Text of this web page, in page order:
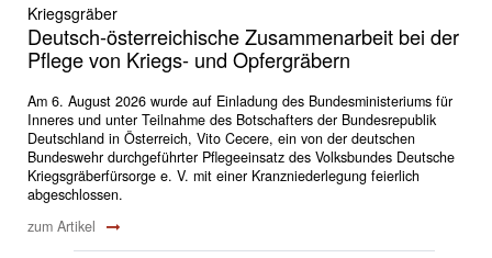
Kriegsgräber
Deutsch-österreichische Zusammenarbeit bei der
Pflege von Kriegs- und Opfergräbern
Am 6. August 2026 wurde auf Einladung des Bundesministeriums für
Inneres und unter Teilnahme des Botschafters der Bundesrepublik
Deutschland in Österreich, Vito Cecere, ein von der deutschen
Bundeswehr durchgeführter Pflegeeinsatz des Volksbundes Deutsche
Kriegsgräberfürsorge e. V. mit einer Kranzniederlegung feierlich
abgeschlossen.
zum Artikel